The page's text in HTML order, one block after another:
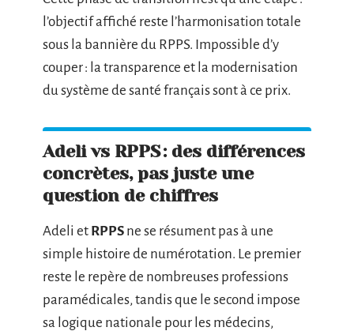
l’objectif affiché reste l’harmonisation totale
sous la bannière du RPPS. Impossible d’y
couper : la transparence et la modernisation
du système de santé français sont à ce prix.
Adeli vs RPPS : des différences
concrètes, pas juste une
question de chiffres
Adeli et RPPS ne se résument pas à une
simple histoire de numérotation. Le premier
reste le repère de nombreuses professions
paramédicales, tandis que le second impose
sa logique nationale pour les médecins,